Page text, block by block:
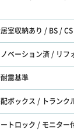
室収納あり / BS / CS
ノベーション済 / リフ
震基準
ボックス / トランク
ートロック / モニター